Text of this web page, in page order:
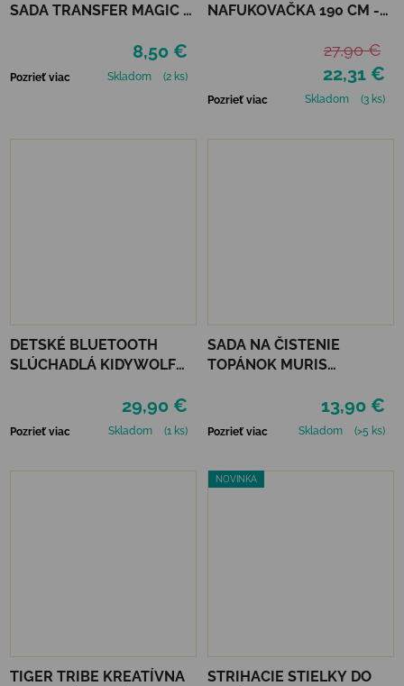
SADA TRANSFER MAGIC -
8,50 €
Pozrieť viac Skladom (2 ks)
NAFUKOVAČKA 190 CM -
22,31 €
27,90 €
Pozrieť viac Skladom (3 ks)
DETSKÉ BLUETOOTH
SLÚCHADLÁ KIDYWOLF
29,90 €
Pozrieť viac Skladom (1 ks)
SADA NA ČISTENIE
TOPÁNOK MURIS
13,90 €
Pozrieť viac Skladom (>5 ks)
TIGER TRIBE KREATÍVNA
NOVINKA
STRIHACIE STIELKY DO